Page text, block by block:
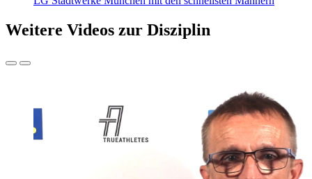
Weitere Videos zur Disziplin